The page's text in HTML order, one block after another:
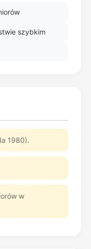
szybkim
1980).
w